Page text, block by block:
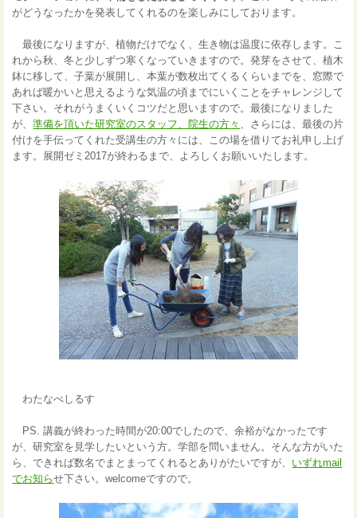
がどうなったかを発表してくれるのを楽しみにしております。
最後になりますが、植物だけでなく、生き物は温度に依存します。こ
れから秋、冬と少しずつ寒くなっていきますので。発芽をさせて、植木
鉢に移して、子葉が展開し、本葉が数枚出てくるくらいまでを、窓際で
あれば暖かいと思えるような気温の頃までにいくことをチャレンジして
下さい。それがうまくいくコツだと思いますので。最後になりました
が、準備を頂いた研究室のスタッフ、院生の方々
、さらには、最後の片
付けを手伝ってくれた受講生の方々には、この場を借りてお礼申し上げ
ます。展開ゼミ2017が終わるまで、よろしくお願いいたします。
わたなべしるす
PS. 講義が終わった時間が20:00でしたので、余裕がなかったです
が、研究室を見学したいという方。学部を問いません。そんな方がいた
ら、できれば数名でまとまってくれるとありがたいですが、 いずれmail
でお知らせ下さい。welcomeですので。